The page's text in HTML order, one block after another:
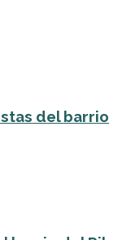
del barrio